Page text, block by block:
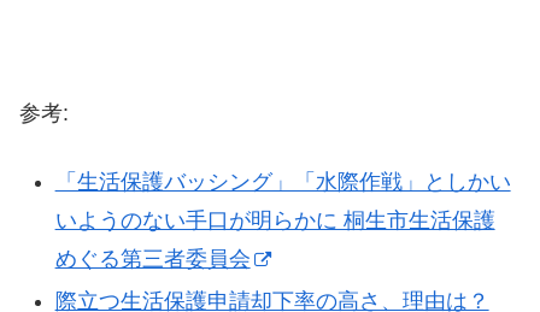
参考:
「生活保護バッシング」「水際作戦」としかい
いようのない手口が明らかに 桐生市生活保護
めぐる第三者委員会
際立つ生活保護申請却下率の高さ、理由は？